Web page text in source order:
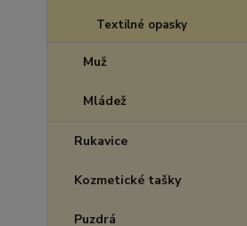
Textilné opasky
Muž
Mládež
Rukavice
Kozmetické tašky
Puzdrá